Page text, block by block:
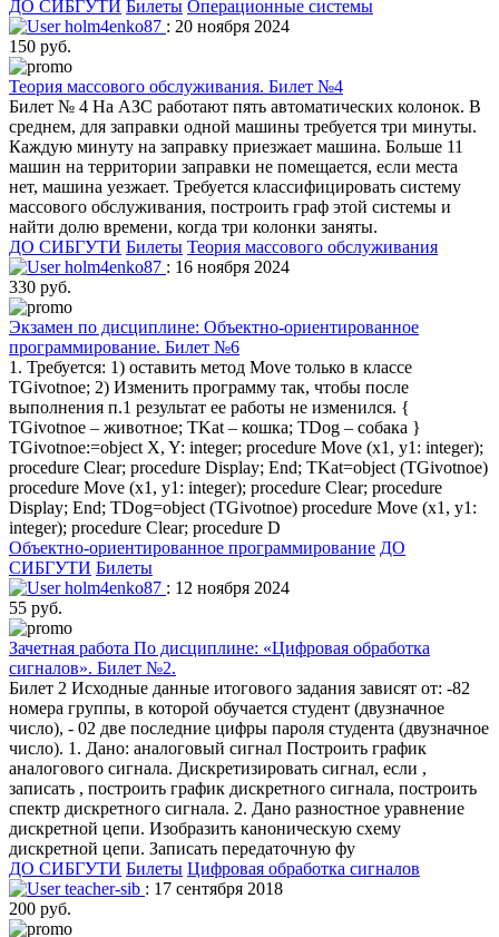
ДО СИБГУТИ Билеты Операционные системы
holm4enko87 : 20 ноября 2024
150 руб.
Теория массового обслуживания. Билет №4
Билет № 4 На АЗС работают пять автоматических колонок. В
среднем, для заправки одной машины требуется три минуты.
Каждую минуту на заправку приезжает машина. Больше 11
машин на территории заправки не помещается, если места
нет, машина уезжает. Требуется классифицировать систему
массового обслуживания, построить граф этой системы и
найти долю времени, когда три колонки заняты.
ДО СИБГУТИ Билеты Теория массового обслуживания
holm4enko87 : 16 ноября 2024
330 руб.
Экзамен по дисциплине: Объектно-ориентированное
программирование. Билет №6
1. Требуется: 1) оставить метод Move только в классе
TGivotnoe; 2) Изменить программу так, чтобы после
выполнения п.1 результат ее работы не изменился. {
TGivotnoe – животное; TKat – кошка; TDog – собака }
TGivotnoe:=object X, Y: integer; procedure Move (x1, y1: integer);
procedure Clear; procedure Display; End; TKat=object (TGivotnoe)
procedure Move (x1, y1: integer); procedure Clear; procedure
Display; End; TDog=object (TGivotnoe) procedure Move (x1, y1:
integer); procedure Clear; procedure D
Объектно-ориентированное программирование ДО
СИБГУТИ Билеты
holm4enko87 : 12 ноября 2024
55 руб.
Зачетная работа По дисциплине: «Цифровая обработка
сигналов». Билет №2.
Билет 2 Исходные данные итогового задания зависят от: -82
номера группы, в которой обучается студент (двузначное
число), - 02 две последние цифры пароля студента (двузначное
число). 1. Дано: аналоговый сигнал Построить график
аналогового сигнала. Дискретизировать сигнал, если ,
записать , построить график дискретного сигнала, построить
спектр дискретного сигнала. 2. Дано разностное уравнение
дискретной цепи. Изобразить каноническую схему
дискретной цепи. Записать передаточную фу
ДО СИБГУТИ Билеты Цифровая обработка сигналов
teacher-sib : 17 сентября 2018
200 руб.